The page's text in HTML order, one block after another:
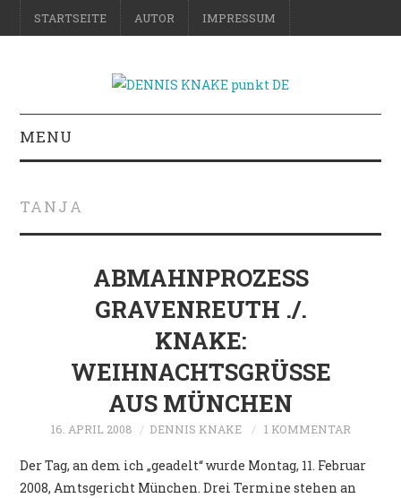
STARTSEITE AUTOR IMPRESSUM
MENU
SCIENCE & FICTION
FOTOGRAFIE
REISE
TANJA
ABMAHNPROZESS
GRAVENREUTH ./.
KNAKE:
WEIHNACHTSGRÜSSE A
US MÜNCHEN
16. APRIL 2008 DENNIS KNAKE 1 KOMMENTAR
Der Tag, an dem ich „geadelt“ wurde Montag, 11. Februar
2008, Amtsgericht München. Drei Termine stehen an